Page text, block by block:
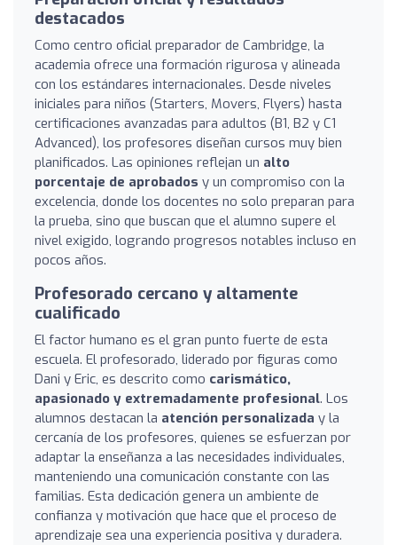
destacados
Como centro oficial preparador de Cambridge, la
academia ofrece una formación rigurosa y alineada
con los estándares internacionales. Desde niveles
iniciales para niños (Starters, Movers, Flyers) hasta
certificaciones avanzadas para adultos (B1, B2 y C1
Advanced), los profesores diseñan cursos muy bien
planificados. Las opiniones reflejan un alto
porcentaje de aprobados y un compromiso con la
excelencia, donde los docentes no solo preparan para
la prueba, sino que buscan que el alumno supere el
nivel exigido, logrando progresos notables incluso en
pocos años.
Profesorado cercano y altamente
cualificado
El factor humano es el gran punto fuerte de esta
escuela. El profesorado, liderado por figuras como
Dani y Eric, es descrito como carismático,
apasionado y extremadamente profesional. Los
alumnos destacan la atención personalizada y la
cercanía de los profesores, quienes se esfuerzan por
adaptar la enseñanza a las necesidades individuales,
manteniendo una comunicación constante con las
familias. Esta dedicación genera un ambiente de
confianza y motivación que hace que el proceso de
aprendizaje sea una experiencia positiva y duradera.